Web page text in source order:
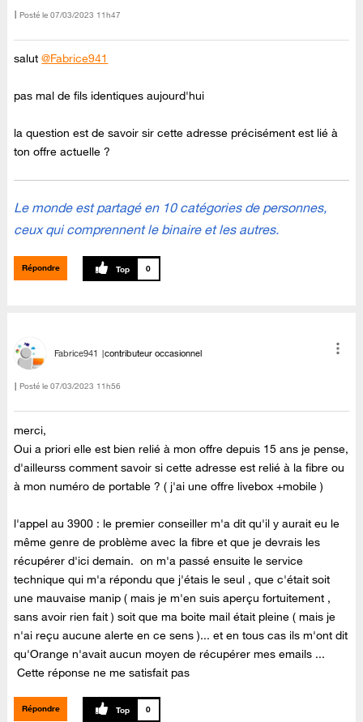
Posté le ‎07/03/2023 11h47
salut@Fabrice941
pas mal de fils identiques aujourd'hui
la question est de savoir sir cette adresse précisément est lié à
ton offre actuelle ?
Le monde est partagé en 10 catégories de personnes,
ceux qui comprennent le binaire et les autres.
Répondre 0
Fabrice941 contributeur occasionnel
Posté le ‎07/03/2023 11h56
merci,
Oui a priori elle est bien relié à mon offre depuis 15 ans je pense,
d'ailleurss comment savoir si cette adresse est relié à la fibre ou
à mon numéro de portable ? ( j'ai une offre livebox +mobile )
l'appel au 3900 : le premier conseiller m'a dit qu'il y aurait eu le
même genre de problème avec la fibre et que je devrais les
récupérer d'ici demain. on m'a passé ensuite le service
technique qui m'a répondu que j'étais le seul , que c'était soit
une mauvaise manip ( mais je m'en suis aperçu fortuitement ,
sans avoir rien fait ) soit que ma boite mail était pleine ( mais je
n'ai reçu aucune alerte en ce sens )... et en tous cas ils m'ont dit
qu'Orange n'avait aucun moyen de récupérer mes emails ...
Cette réponse ne me satisfait pas
Répondre 0